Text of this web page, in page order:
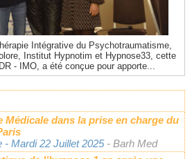
Intégrative du Psychotraumatisme,
Institut Hypnotim et Hypnose33, cette
- IMO, a été conçue pour apporte...
Médicale dans la prise en charge du
- Mardi 22 Juillet 2025 - Barh Med